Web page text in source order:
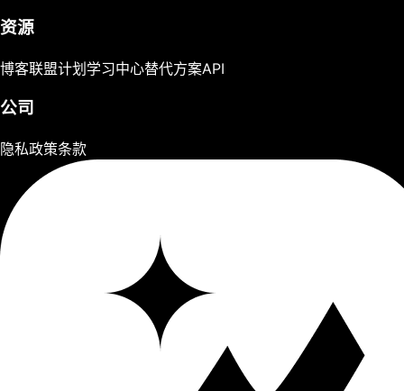
资源
博客联盟计划学习中心替代方案API
公司
隐私政策条款